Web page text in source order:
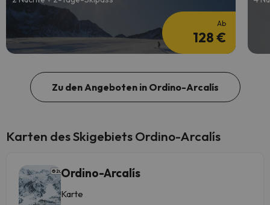
Ab
128 €
Zu den Angeboten in Ordino-Arcalís
Karten des Skigebiets Ordino-Arcalís
Ordino-Arcalís
Karte